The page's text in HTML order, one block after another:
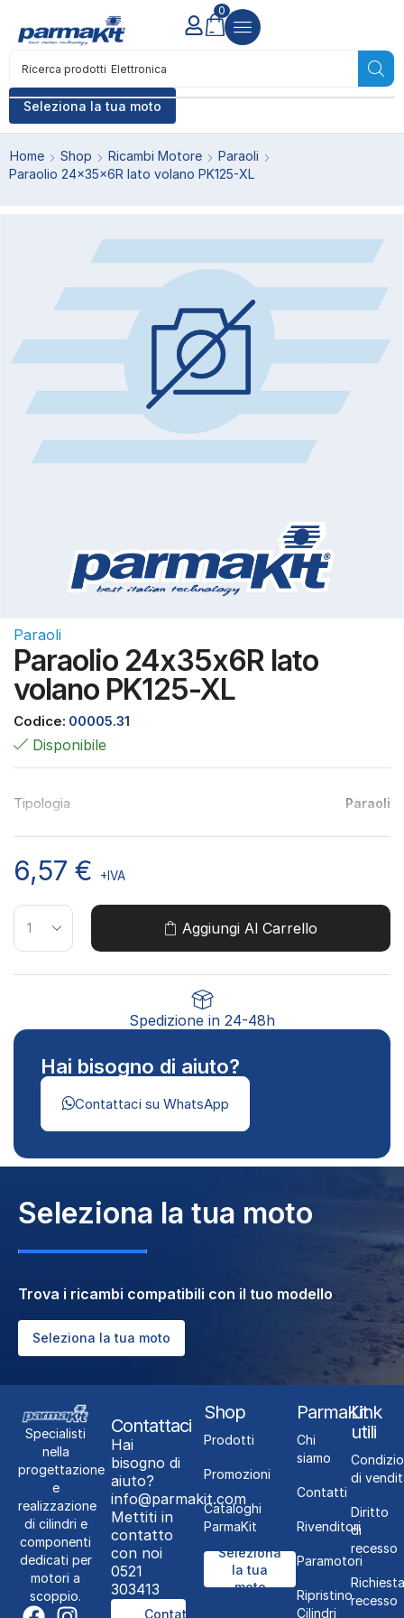
Seleziona la tua moto
Ricerca prodotti Elettronica
0
Home Shop Ricambi Motore
Paraoli
Paraolio 24x35x6R lato volano PK125-XL
Paraoli
Paraolio 24x35x6R lato
volano PK125-XL
Codice: 00005.31
Disponibile
Tipologia Paraoli
6,57 € +IVA
Aggiungi Al Carrello
Spedizione in 24-48h
Hai bisogno di aiuto?
Contattaci su WhatsApp
Seleziona la tua moto
Trova i ricambi compatibili con il tuo modello
Seleziona la tua moto
Specialisti
nella
progettazione
e
realizzazione
di cilindri e
componenti
dedicati per
motori a
scoppio.
Contattaci
Hai
bisogno di
aiuto?
info@parmakit.com
Mettiti in
contatto
con noi
0521
303413
Contattaci
Shop
Prodotti
Promozioni
Cataloghi
ParmaKit
Seleziona
la tua
moto
ParmaKit
Chi
siamo
Contatti
Rivenditori
Paramotori
Ripristino
Cilindri
Link
utili
di
Diritto
di
recesso
Richiesta
recesso